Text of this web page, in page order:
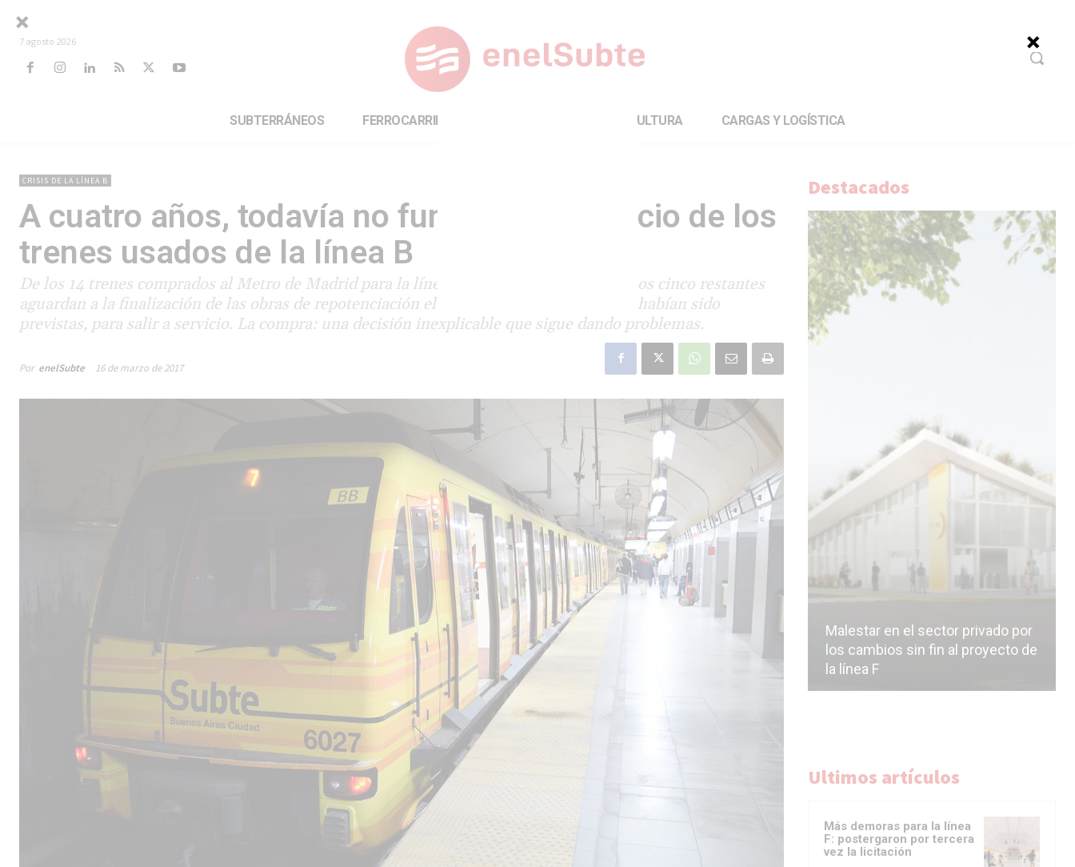
7 agosto 2026
SUBTERRÁNEOS FERROCARRILES CULTURA CARGAS Y LOGÍSTICA
CRISIS DE LA LÍNEA B
A cuatro años, todavía no funcionan un tercio de los
trenes usados de la línea B
De los 14 trenes comprados al Metro de Madrid para la línea B sólo funcionan nueve. Los cinco restantes
aguardan a la finalización de las obras de repotenciación eléctrica, que inicialmente no habían sido
previstas, para salir a servicio. La compra: una decisión inexplicable que sigue dando problemas.
Por enelSubte 16 de marzo de 2017
Destacados
Malestar en el sector privado por
los cambios sin fin al proyecto de
la línea F
Ultimos artículos
Más demoras para la línea
F: postergaron por tercera
vez la licitación